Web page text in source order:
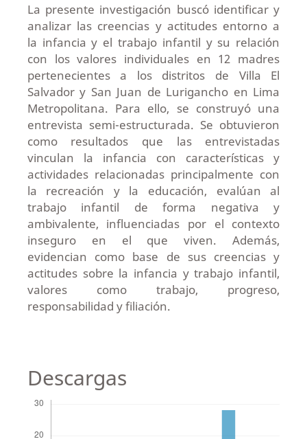
La presente investigación buscó identificar y
analizar las creencias y actitudes entorno a
la infancia y el trabajo infantil y su relación
con los valores individuales en 12 madres
pertenecientes a los distritos de Villa El
Salvador y San Juan de Lurigancho en Lima
Metropolitana. Para ello, se construyó una
entrevista semi-estructurada. Se obtuvieron
como resultados que las entrevistadas
vinculan la infancia con características y
actividades relacionadas principalmente con
la recreación y la educación, evalúan al
trabajo infantil de forma negativa y
ambivalente, influenciadas por el contexto
inseguro en el que viven. Además,
evidencian como base de sus creencias y
actitudes sobre la infancia y trabajo infantil,
valores como trabajo, progreso,
responsabilidad y filiación.
Descargas